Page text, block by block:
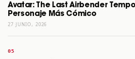
Avatar: The Last Airbender
Personaje Más Cómico
27 JUNIO, 2026